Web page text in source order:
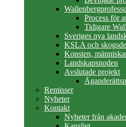
Process för
Tidigare
Sveriges nya
KSLA och
Konsten,
Landskapsnoden
Avslutade projekt
Remisser
Nyheter
Kontakt
Nyheter från